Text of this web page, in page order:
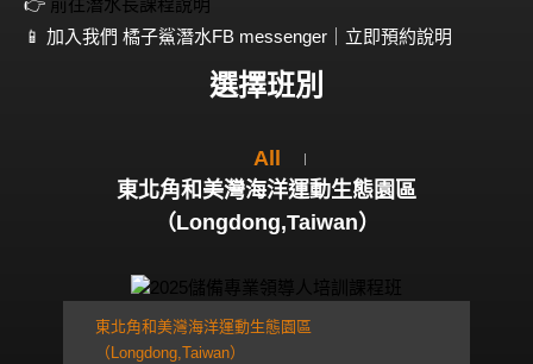
👉 前往潛水長課程說明
📱 加入我們 橘子鯊潛水FB messenger｜立即預約說明
選擇班別
All
東北角和美灣海洋運動生態園區
（Longdong,Taiwan）
東北角和美灣海洋運動生態園區
（Longdong,Taiwan）